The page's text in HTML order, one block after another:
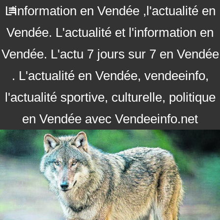
L'information en Vendée ,l'actualité en
Vendée. L'actualité et l'information en
Vendée. L'actu 7 jours sur 7 en Vendée
. L'actualité en Vendée, vendeeinfo,
l'actualité sportive, culturelle, politique
en Vendée avec Vendeeinfo.net